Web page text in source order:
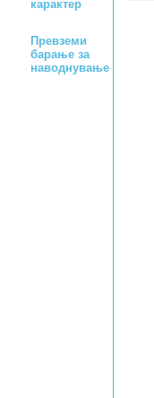
карактер
Превземи
барање за
наводнување